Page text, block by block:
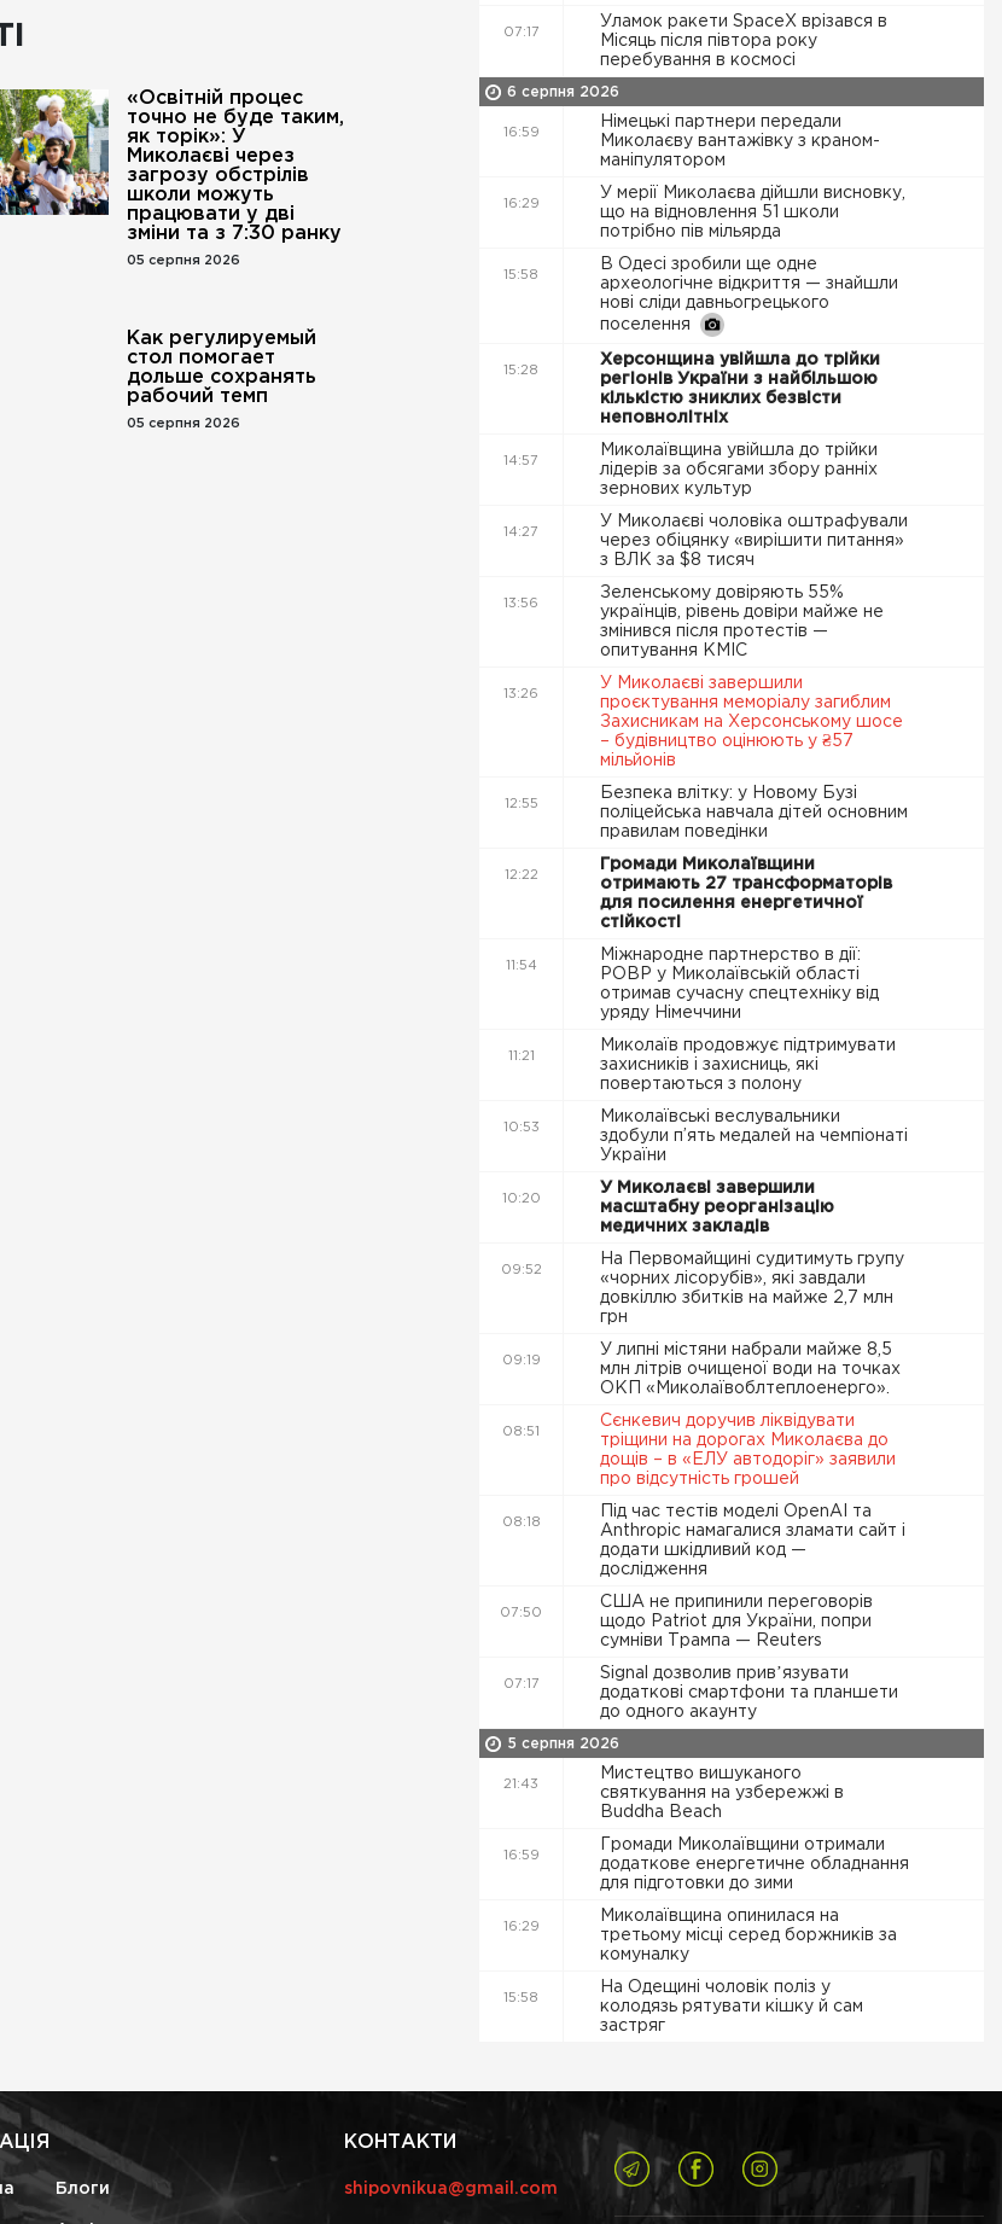
«Освітній процес
точно не буде таким,
як торік»: У
Миколаєві через
загрозу обстрілів
школи можуть
працювати у дві
зміни та з 7:30 ранку
05 серпня 2026
Как регулируемый
стол помогает
дольше сохранять
рабочий темп
05 серпня 2026
07:17
Уламок ракети SpaceX врізався в
Місяць після півтора року
перебування в космосі
6 серпня 2026
16:59
Німецькі партнери передали
Миколаєву вантажівку з краном-
маніпулятором
16:29
У мерії Миколаєва дійшли висновку,
що на відновлення 51 школи
потрібно пів мільярда
15:58
В Одесі зробили ще одне
археологічне відкриття — знайшли
нові сліди давньогрецького
поселення
15:28
Херсонщина увійшла до трійки
регіонів України з найбільшою
кількістю зниклих безвісти
неповнолітніх
14:57
Миколаївщина увійшла до трійки
лідерів за обсягами збору ранніх
зернових культур
14:27
У Миколаєві чоловіка оштрафували
через обіцянку «вирішити питання»
з ВЛК за $8 тисяч
13:56
Зеленському довіряють 55%
українців, рівень довіри майже не
змінився після протестів —
опитування КМІС
13:26
У Миколаєві завершили
проєктування меморіалу загиблим
Захисникам на Херсонському шосе
– будівництво оцінюють у ₴57
мільйонів
12:55
Безпека влітку: у Новому Бузі
поліцейська навчала дітей основним
правилам поведінки
12:22
Громади Миколаївщини
отримають 27 трансформаторів
для посилення енергетичної
стійкості
11:54
Міжнародне партнерство в дії:
РОВР у Миколаївській області
отримав сучасну спецтехніку від
уряду Німеччини
11:21
Миколаїв продовжує підтримувати
захисників і захисниць, які
повертаються з полону
10:53
Миколаївські веслувальники
здобули п’ять медалей на чемпіонаті
України
10:20
У Миколаєві завершили
масштабну реорганізацію
медичних закладів
09:52
На Первомайщині судитимуть групу
«чорних лісорубів», які завдали
довкіллю збитків на майже 2,7 млн
грн
09:19
У липні містяни набрали майже 8,5
млн літрів очищеної води на точках
ОКП «Миколаївоблтеплоенерго».
08:51
Сєнкевич доручив ліквідувати
тріщини на дорогах Миколаєва до
дощів – в «ЕЛУ автодоріг» заявили
про відсутність грошей
08:18
Під час тестів моделі OpenAI та
Anthropic намагалися зламати сайт і
додати шкідливий код —
дослідження
07:50
США не припинили переговорів
щодо Patriot для України, попри
сумніви Трампа — Reuters
07:17
Signal дозволив привʼязувати
додаткові смартфони та планшети
до одного акаунту
5 серпня 2026
21:43
Мистецтво вишуканого
святкування на узбережжі в
Buddha Beach
16:59
Громади Миколаївщини отримали
додаткове енергетичне обладнання
для підготовки до зими
16:29
Миколаївщина опинилася на
третьому місці серед боржників за
комуналку
15:58
На Одещині чоловік поліз у
колодязь рятувати кішку й сам
застряг
Блоги
КОНТАКТИ
shipovnikua@gmail.com